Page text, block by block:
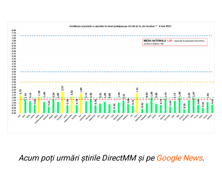
Acum poți urmări știrile DirectMM și pe Google News.